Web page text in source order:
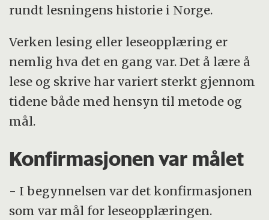
rundt lesningens historie i Norge.
Verken lesing eller leseopplæring er
nemlig hva det en gang var. Det å lære å
lese og skrive har variert sterkt gjennom
tidene både med hensyn til metode og
mål.
Konfirmasjonen var målet
- I begynnelsen var det konfirmasjonen
som var mål for leseopplæringen.